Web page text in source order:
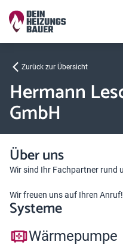
Zurück zur Übersicht
Hermann
GmbH
Über uns
Wir sind Ihr Fachpartner rund
Wir freuen uns auf Ihren Anruf!
Systeme
Wärmepumpe